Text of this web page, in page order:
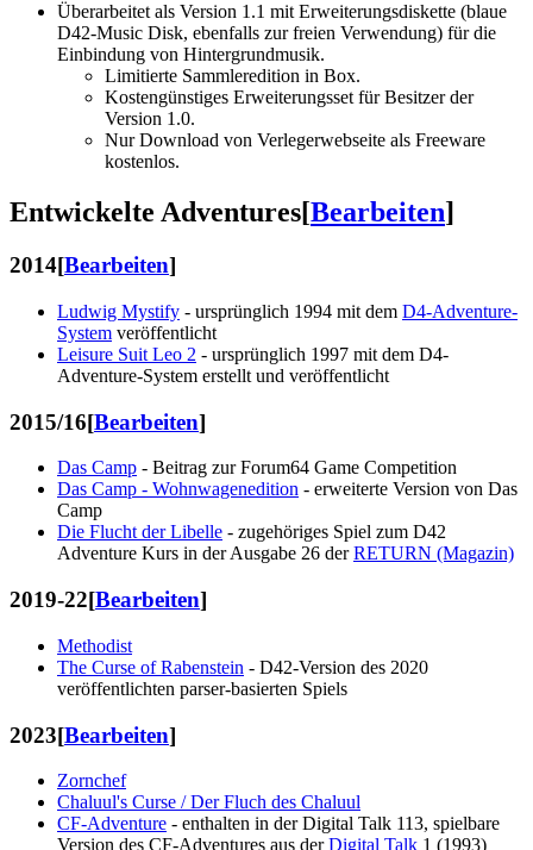
Überarbeitet als Version 1.1 mit Erweiterungsdiskette (blaue
D42-Music Disk, ebenfalls zur freien Verwendung) für die
Einbindung von Hintergrundmusik.
Limitierte Sammleredition in Box.
Kostengünstiges Erweiterungsset für Besitzer der
Version 1.0.
Nur Download von Verlegerwebseite als Freeware
kostenlos.
Entwickelte Adventures[Bearbeiten]
2014[Bearbeiten]
Ludwig Mystify - ursprünglich 1994 mit dem D4-Adventure-
System veröffentlicht
Leisure Suit Leo 2 - ursprünglich 1997 mit dem D4-
Adventure-System erstellt und veröffentlicht
2015/16[Bearbeiten]
Das Camp - Beitrag zur Forum64 Game Competition
Das Camp - Wohnwagenedition - erweiterte Version von Das
Camp
Die Flucht der Libelle - zugehöriges Spiel zum D42
Adventure Kurs in der Ausgabe 26 derRETURN (Magazin)
2019-22[Bearbeiten]
Methodist
The Curse of Rabenstein - D42-Version des 2020
veröffentlichten parser-basierten Spiels
2023[Bearbeiten]
Zornchef
Chaluul's Curse / Der Fluch des Chaluul
CF-Adventure - enthalten in der Digital Talk 113, spielbare
Version des CF-Adventures aus derDigital Talk 1 (1993)